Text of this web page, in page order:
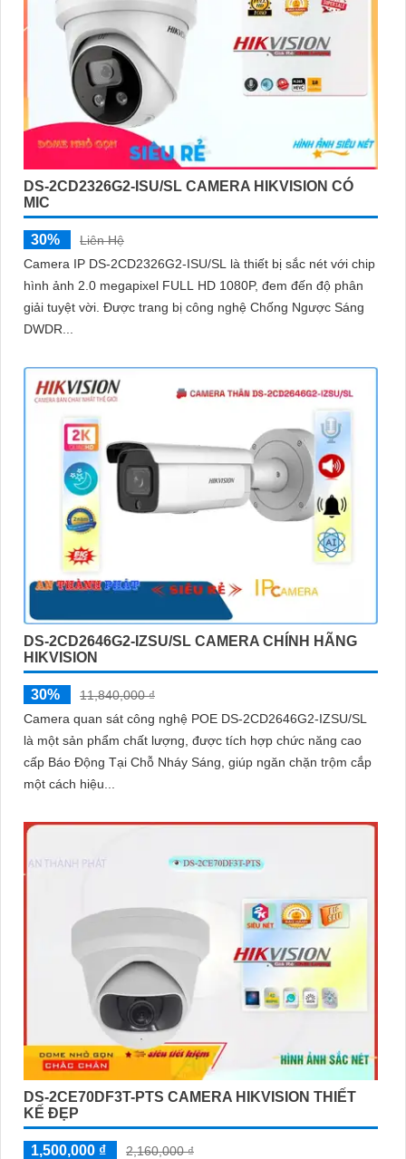
DS-2CD2326G2-ISU/SL CAMERA HIKVISION CÓ
MIC
30%
Liên Hệ
Camera IP DS-2CD2326G2-ISU/SL là thiết bị sắc nét với chip
hình ảnh 2.0 megapixel FULL HD 1080P, đem đến độ phân
giải tuyệt vời. Được trang bị công nghệ Chống Ngược Sáng
DWDR...
DS-2CD2646G2-IZSU/SL CAMERA CHÍNH HÃNG
HIKVISION
30%
11,840,000 ₫
Camera quan sát công nghệ POE DS-2CD2646G2-IZSU/SL
là một sản phẩm chất lượng, được tích hợp chức năng cao
cấp Báo Động Tại Chỗ Nháy Sáng, giúp ngăn chặn trộm cắp
một cách hiệu...
DS-2CE70DF3T-PTS CAMERA HIKVISION THIẾT
KẾ ĐẸP
1,500,000 ₫
2,160,000 ₫